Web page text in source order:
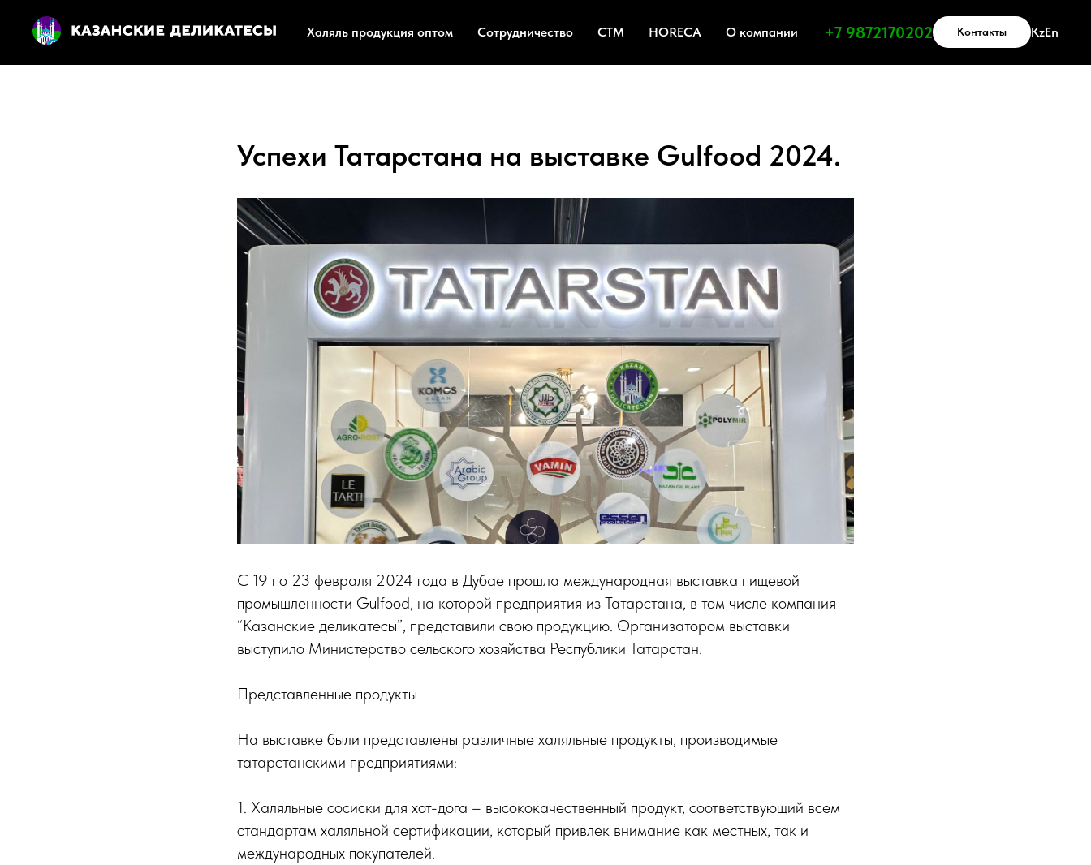
Халяль продукция оптом Сотрудничество СТМ HORECA О компании +7 9872170202 Контакты KzEn
Получить прайс-лист
Успехи Татарстана на выставке Gulfood 2024.
С 19 по 23 февраля 2024 года в Дубае прошла международная выставка пищевой
промышленности Gulfood, на которой предприятия из Татарстана, в том числе компания
“Казанские деликатесы”, представили свою продукцию. Организатором выставки
выступило Министерство сельского хозяйства Республики Татарстан.
Представленные продукты
На выставке были представлены различные халяльные продукты, производимые
татарстанскими предприятиями:
1. Халяльные сосиски для хот-дога – высококачественный продукт, соответствующий всем
стандартам халяльной сертификации, который привлек внимание как местных, так и
международных покупателей.